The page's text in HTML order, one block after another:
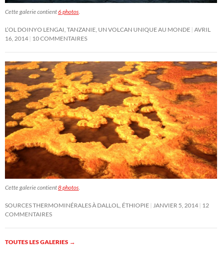
Cette galerie contient6 photos.
L’OL DOINYO LENGAI, TANZANIE, UN VOLCAN UNIQUE AU MONDE AVRIL
16, 2014 10 COMMENTAIRES
Cette galerie contient8 photos.
SOURCES THERMOMINÉRALES À DALLOL, ÉTHIOPIE JANVIER 5, 2014 12
COMMENTAIRES
TOUTES LES GALERIES →